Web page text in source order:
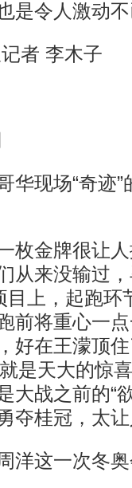
是令人激动
者 李木子
现场“奇迹”
金牌很让人
从来没输过
目上，起跑环
前将重心一
好在王濛顶
是天大的惊
大战之前的“
夺桂冠，太
这一次冬奥